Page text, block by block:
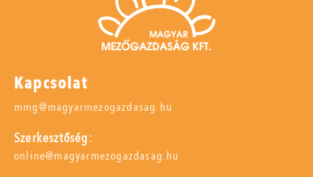
Kapcsolat
mmg@magyarmezogazdasag.hu
Szerkesztőség:
online@magyarmezogazdasag.hu